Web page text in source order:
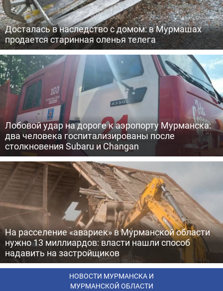
Досталась в наследство с домом: в Мурмашах
продается старинная оленья телега
Лобовой удар на дороге к аэропорту Мурманска:
два человека госпитализированы после
столкновения Subaru и Changan
На расселение «авариек» в Мурманской области
нужно 13 миллиардов: власти нашли способ
надавить на застройщиков
НОВОСТИ МУРМАНСКА И
МУРМАНСКОЙ ОБЛАСТИ